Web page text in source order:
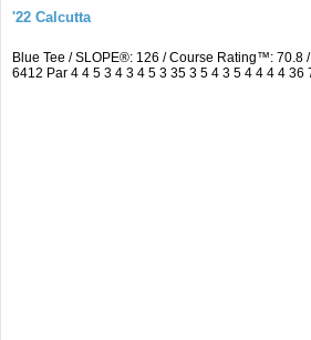
'22 Calcutta
Blue Tee / SLOPE®: 126 / Course Rating™:
6412 Par 4 4 5 3 4 3 4 5 3 35 3 5 4 3 5 4 4 4 4 36